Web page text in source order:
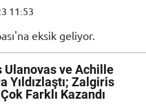
11:53
eksik geliyor.
Ulanovas ve Achille
Yıldızlaştı; Zalgiris
Farklı Kazandı